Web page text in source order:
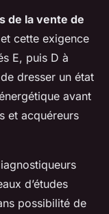
de la vente de
cette exigence
E, puis D à
dresser un état
avant
et acquéreurs
d’études
possibilité de